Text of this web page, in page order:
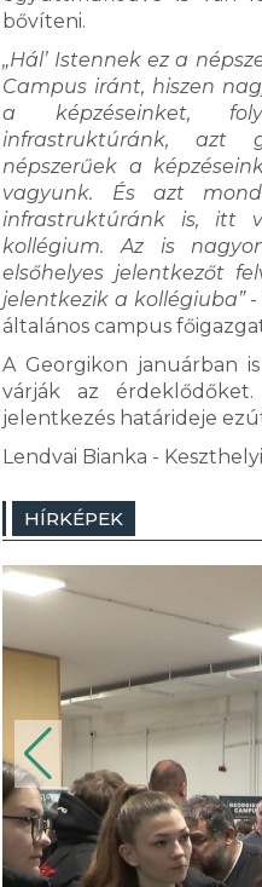
bővíteni.
„Hál’ Istennek ez a
Campus iránt, hiszen
a képzéseinket,
infrastruktúránk, azt
népszerűek a
vagyunk. És azt
infrastruktúránk is,
kollégium. Az is
elsőhelyes jelentkezőt
jelentkezik a kollégiuba”-
általános campus
A Georgikon januárban
várják az
jelentkezés határideje
Lendvai Bianka -
HÍRKÉPEK